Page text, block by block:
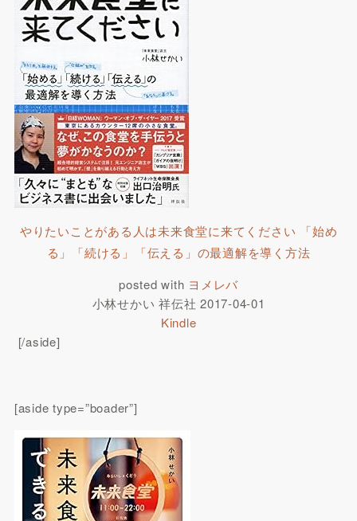
やりたいことがある人は未来食堂に来てください 「始め
る」「続ける」「伝える」の最適解を導く方法
posted with ヨメレバ
小林せかい 祥伝社 2017-04-01
Kindle
[/aside]
[aside type=”boader”]